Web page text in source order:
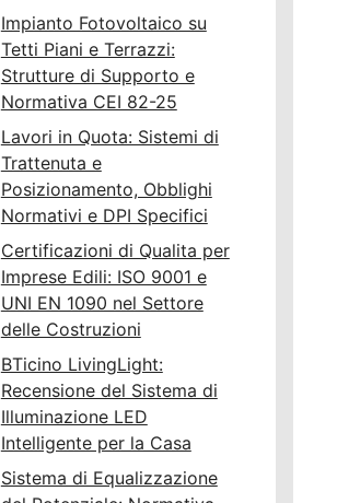
Impianto Fotovoltaico su
Tetti Piani e Terrazzi:
Strutture di Supporto e
Normativa CEI 82-25
Lavori in Quota: Sistemi di
Trattenuta e
Posizionamento, Obblighi
Normativi e DPI Specifici
Certificazioni di Qualita per
Imprese Edili: ISO 9001 e
UNI EN 1090 nel Settore
delle Costruzioni
BTicino LivingLight:
Recensione del Sistema di
Illuminazione LED
Intelligente per la Casa
Sistema di Equalizzazione